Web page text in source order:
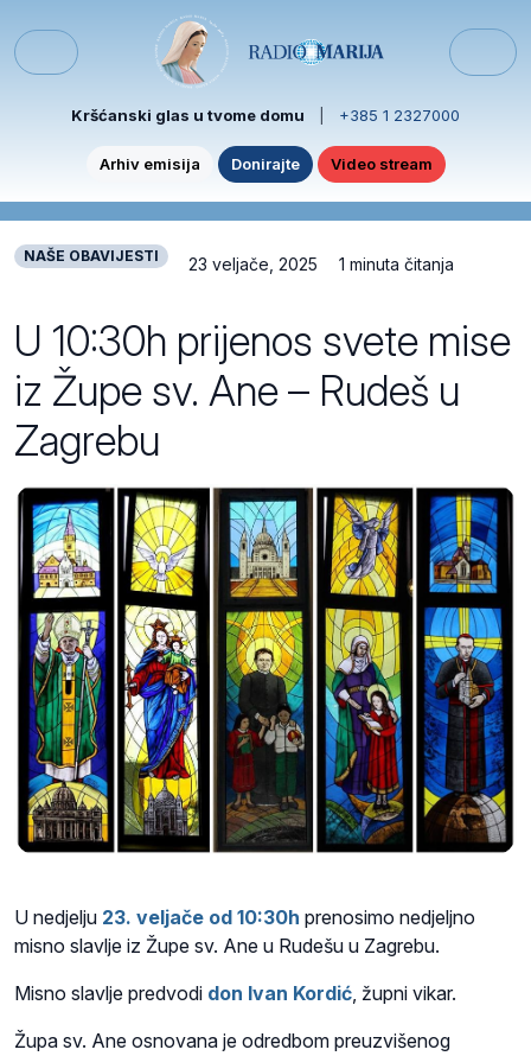
Menu
Kršćanski glas u tvome domu +385 1 2327000
Arhiv emisija Donirajte Video stream
NAŠE OBAVIJESTI 23 veljače, 2025 1 minuta čitanja
U 10:30h prijenos svete mise
iz Župe sv. Ane – Rudeš u
Zagrebu
U nedjelju 23. veljače od 10:30h prenosimo nedjeljno
misno slavlje iz Župe sv. Ane u Rudešu u Zagrebu.
Misno slavlje predvodi don Ivan Kordić, župni vikar.
Župa sv. Ane osnovana je odredbom preuzvišenog